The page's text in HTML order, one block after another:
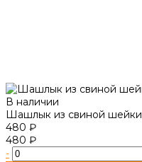
В наличии
Шашлык из свиной шейки
480 ₽
480 ₽
-